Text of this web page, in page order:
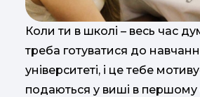
Коли ти в школі – весь час
треба готуватися до
університеті, і це тебе
подаються у виші в першому